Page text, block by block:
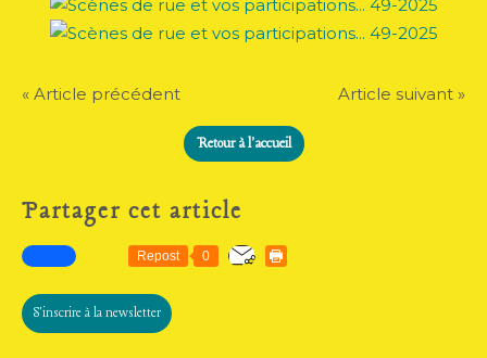
« Article précédent Article suivant »
Retour à l'accueil
Partager cet article
Repost 0
S'inscrire à la newsletter